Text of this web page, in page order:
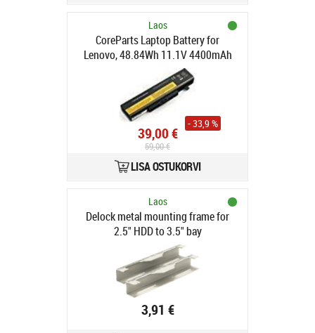
Laos
CoreParts Laptop Battery for
Lenovo, 48.84Wh 11.1V 4400mAh
39,00 €
- 33,9 %
59,00 €
LISA OSTUKORVI
Laos
Delock metal mounting frame for
2.5" HDD to 3.5" bay
3,91 €